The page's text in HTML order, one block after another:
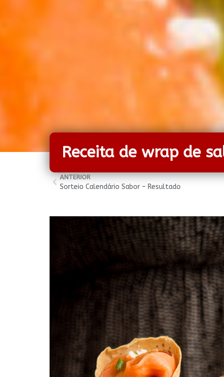
Receita de wrap de
ANTERIOR
Sorteio Calendário Sabor – Resultado